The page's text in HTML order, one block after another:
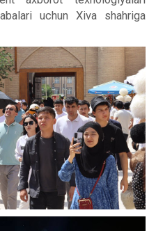
uchun Xiva shahriga